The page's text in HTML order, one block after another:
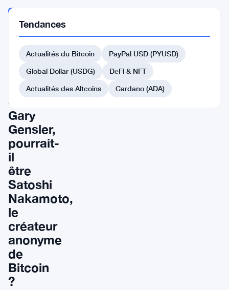
DU BITCOIN
Président
SEC,
Gary
Gensler,
pourrait-
il
être
Satoshi
Nakamoto,
le
créateur
anonyme
de
Bitcoin
?
Tendances
Actualités du Bitcoin
PayPal USD (PYUSD)
Global Dollar (USDG)
DeFi & NFT
Actualités des Altcoins
Cardano (ADA)